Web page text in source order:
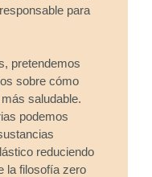
para
pretendemos
sobre cómo
saludable.
podemos
reduciendo
la filosofía zero